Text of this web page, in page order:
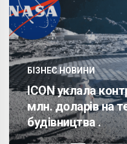
БІЗНЕС НОВИНИ
ICON уклала
млн. доларів на
будівництва .